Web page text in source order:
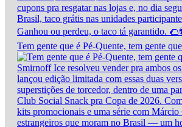
Tem gente que é Pé-Quente, tem gente